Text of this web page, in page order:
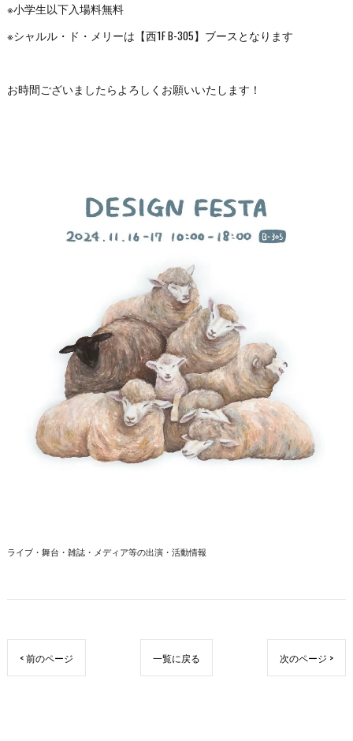
※小学生以下入場料無料
※シャルル・ド・メリーは【西1F B-305】ブースとなります
お時間ございましたらよろしくお願いいたします！
ライブ・舞台・雑誌・メディア等の出演・活動情報
< 前のページ 一覧に戻る 次のページ >